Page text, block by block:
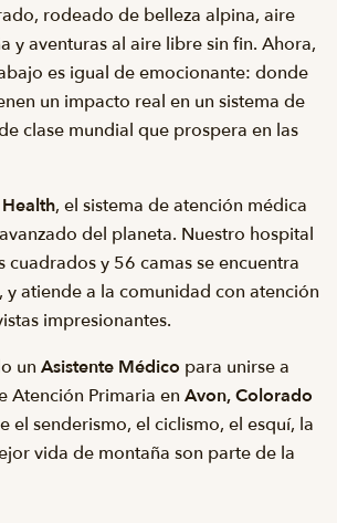
rodeado de belleza alpina, aire
y aventuras al aire libre sin fin. Ahora,
es igual de emocionante: donde
un impacto real en un sistema de
clase mundial que prospera en las
, el sistema de atención médica
del planeta. Nuestro hospital
y 56 camas se encuentra
y atiende a la comunidad con atención
impresionantes.
un Asistente Médico para unirse a
Atención Primaria en Avon, Colorado
el senderismo, el ciclismo, el esquí, la
vida de montaña son parte de la